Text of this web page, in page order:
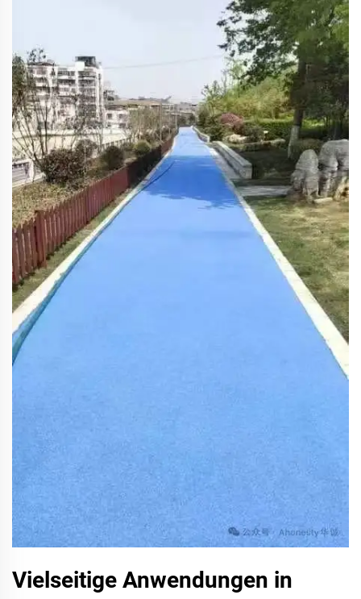
Vielseitige Anwendungen in